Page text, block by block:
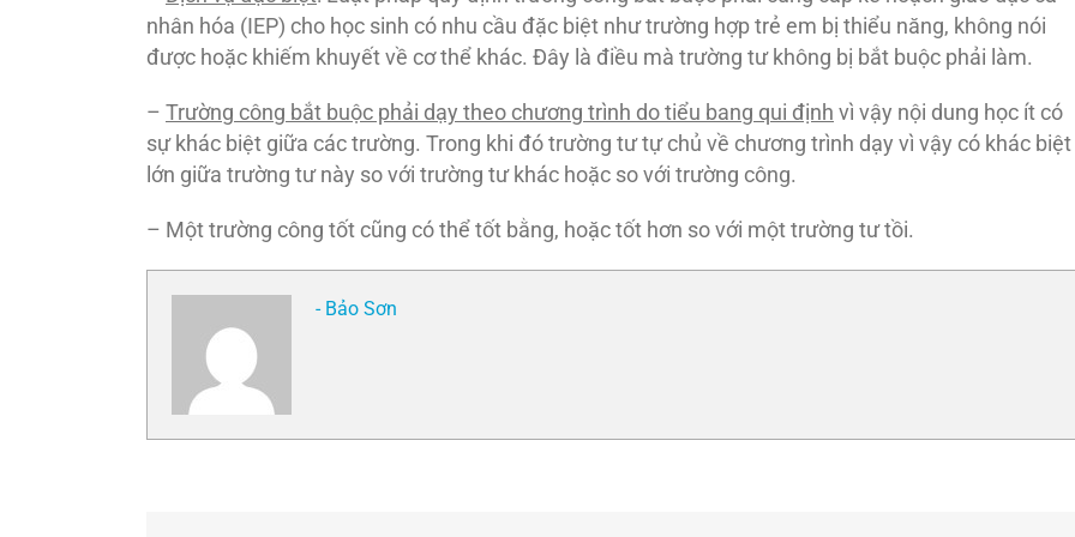
nhân hóa (IEP) cho học sinh có nhu cầu đặc biệt như trường hợp trẻ em bị thiểu năng, không nói
được hoặc khiếm khuyết về cơ thể khác. Đây là điều mà trường tư không bị bắt buộc phải làm.
– Trường công bắt buộc phải dạy theo chương trình do tiểu bang qui định vì vậy nội dung học ít có
sự khác biệt giữa các trường. Trong khi đó trường tư tự chủ về chương trình dạy vì vậy có khác biệt
lớn giữa trường tư này so với trường tư khác hoặc so với trường công.
– Một trường công tốt cũng có thể tốt bằng, hoặc tốt hơn so với một trường tư tồi.
- Bảo Sơn